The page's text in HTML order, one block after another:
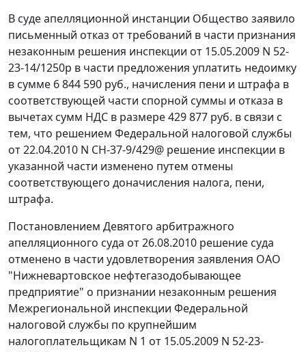
В суде апелляционной инстанции Общество заявило
письменный отказ от требований в части признания
незаконным решения инспекции от 15.05.2009 N 52-
23-14/1250р в части предложения уплатить недоимку
в сумме 6 844 590 руб., начисления пени и штрафа в
соответствующей части спорной суммы и отказа в
вычетах сумм НДС в размере 429 877 руб. в связи с
тем, что решением Федеральной налоговой службы
от 22.04.2010 N СН-37-9/429@ решение инспекции в
указанной части изменено путем отмены
соответствующего доначисления налога, пени,
штрафа.
Постановлением Девятого арбитражного
апелляционного суда от 26.08.2010 решение суда
отменено в части удовлетворения заявления ОАО
"Нижневартовское нефтегазодобывающее
предприятие" о признании незаконным решения
Межрегиональной инспекции Федеральной
налоговой службы по крупнейшим
налогоплательщикам N 1 от 15.05.2009 N 52-23-